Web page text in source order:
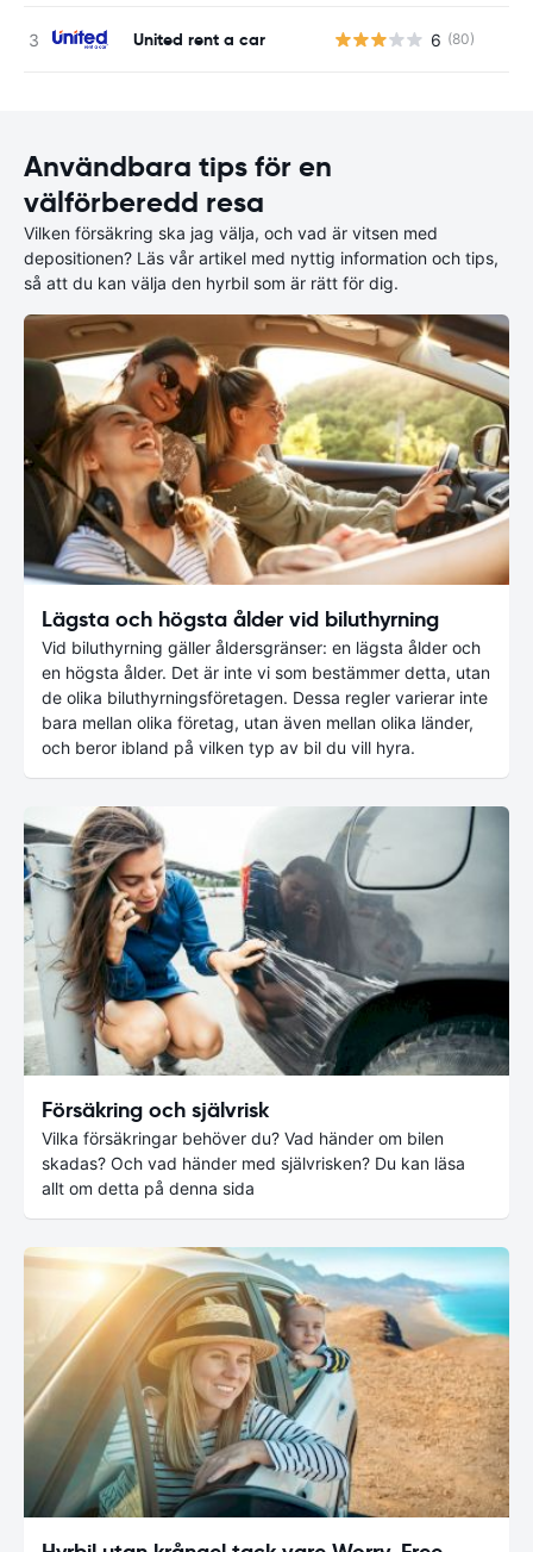
United rent a car 6 (80)
Användbara tips för en
välförberedd resa
Vilken försäkring ska jag välja, och vad är vitsen med
depositionen? Läs vår artikel med nyttig information och tips,
så att du kan välja den hyrbil som är rätt för dig.
Lägsta och högsta ålder vid biluthyrning
Vid biluthyrning gäller åldersgränser: en lägsta ålder och
en högsta ålder. Det är inte vi som bestämmer detta, utan
de olika biluthyrningsföretagen. Dessa regler varierar inte
bara mellan olika företag, utan även mellan olika länder,
och beror ibland på vilken typ av bil du vill hyra.
Försäkring och självrisk
Vilka försäkringar behöver du? Vad händer om bilen
skadas? Och vad händer med självrisken? Du kan läsa
allt om detta på denna sida